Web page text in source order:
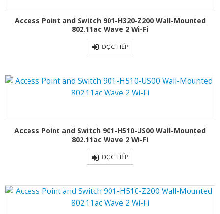
Access Point and Switch 901-H320-Z200 Wall-Mounted
802.11ac Wave 2 Wi-Fi
ĐỌC TIẾP
Access Point and Switch 901-H510-US00 Wall-Mounted
802.11ac Wave 2 Wi-Fi
ĐỌC TIẾP